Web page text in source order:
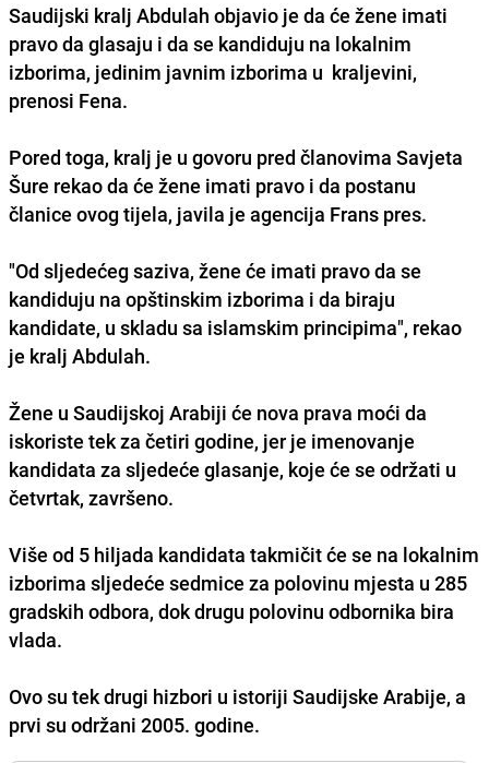
Saudijski kralj Abdulah objavio je da će žene imati
pravo da glasaju i da se kandiduju na lokalnim
izborima, jedinim javnim izborima u kraljevini,
prenosi Fena.
Pored toga, kralj je u govoru pred članovima Savjeta
Šure rekao da će žene imati pravo i da postanu
članice ovog tijela, javila je agencija Frans pres.
"Od sljedećeg saziva, žene će imati pravo da se
kandiduju na opštinskim izborima i da biraju
kandidate, u skladu sa islamskim principima", rekao
je kralj Abdulah.
Žene u Saudijskoj Arabiji će nova prava moći da
iskoriste tek za četiri godine, jer je imenovanje
kandidata za sljedeće glasanje, koje će se održati u
četvrtak, završeno.
Više od 5 hiljada kandidata takmičit će se na lokalnim
izborima sljedeće sedmice za polovinu mjesta u 285
gradskih odbora, dok drugu polovinu odbornika bira
vlada.
Ovo su tek drugi hizbori u istoriji Saudijske Arabije, a
prvi su održani 2005. godine.